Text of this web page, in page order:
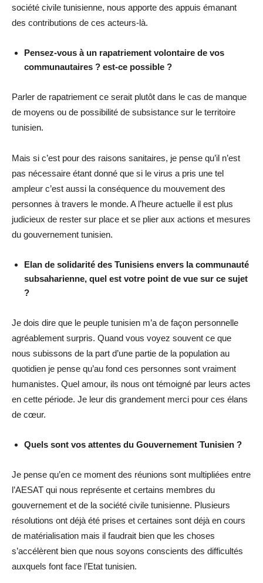
société civile tunisienne, nous apporte des appuis émanant
des contributions de ces acteurs-là.
Pensez-vous à un rapatriement volontaire de vos
communautaires ? est-ce possible ?
Parler de rapatriement ce serait plutôt dans le cas de manque
de moyens ou de possibilité de subsistance sur le territoire
tunisien.
Mais si c’est pour des raisons sanitaires, je pense qu’il n’est
pas nécessaire étant donné que si le virus a pris une tel
ampleur c’est aussi la conséquence du mouvement des
personnes à travers le monde. A l’heure actuelle il est plus
judicieux de rester sur place et se plier aux actions et mesures
du gouvernement tunisien.
Elan de solidarité des Tunisiens envers la communauté
subsaharienne, quel est votre point de vue sur ce sujet
?
Je dois dire que le peuple tunisien m’a de façon personnelle
agréablement surpris. Quand vous voyez souvent ce que
nous subissons de la part d’une partie de la population au
quotidien je pense qu’au fond ces personnes sont vraiment
humanistes. Quel amour, ils nous ont témoigné par leurs actes
en cette période. Je leur dis grandement merci pour ces élans
de cœur.
Quels sont vos attentes du Gouvernement Tunisien ?
Je pense qu’en ce moment des réunions sont multipliées entre
l’AESAT qui nous représente et certains membres du
gouvernement et de la société civile tunisienne. Plusieurs
résolutions ont déjà été prises et certaines sont déjà en cours
de matérialisation mais il faudrait bien que les choses
s’accélèrent bien que nous soyons conscients des difficultés
auxquels font face l’Etat tunisien.